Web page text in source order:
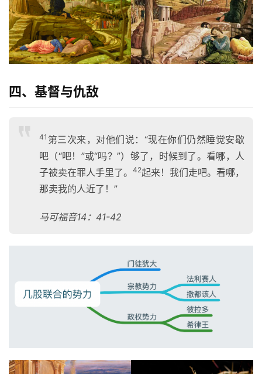
们
四、基督与仇敌
41 第三次来，对他们说：“现在你们仍然睡觉安歇
吧（“吧！”或“吗？”）够了，时候到了。看哪，人
子被卖在罪人手里了。
42起来！我们走吧。看哪，
那卖我的人近了！”
马可福音14：41-42